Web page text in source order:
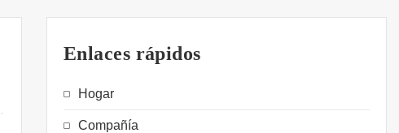
Enlaces rápidos
Hogar
Compañía